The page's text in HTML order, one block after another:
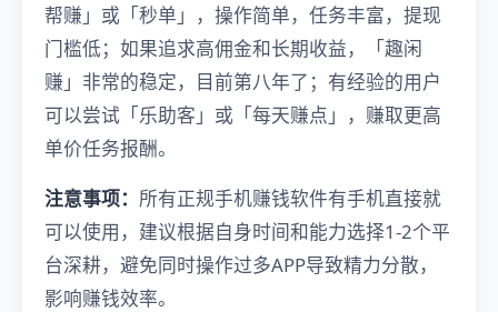
帮赚」或「秒单」，操作简单，任务丰富，提现
门槛低；如果追求高佣金和长期收益，「趣闲
赚」非常的稳定，目前第八年了；有经验的用户
可以尝试「乐助客」或「每天赚点」，赚取更高
单价任务报酬。
注意事项： 所有正规手机赚钱软件有手机直接就
可以使用，建议根据自身时间和能力选择1-2个平
台深耕，避免同时操作过多APP导致精力分散，
影响赚钱效率。